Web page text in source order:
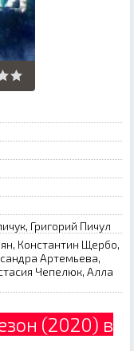
Григорий Пичул
Константин Щербо,
Артемьева,
Чепелюк, Алла
(2020) в